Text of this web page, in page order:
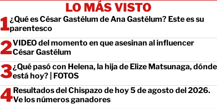
LO MÁS VISTO
¿Qué es César Gastélum de Ana Gastélum? Este es su
parentesco
VIDEO del momento en que asesinan al influencer
César Gastélum
¿Qué pasó con Helena, la hija de Elize Matsunaga, dónde
está hoy? | FOTOS
Resultados del Chispazo de hoy 5 de agosto del 2026.
Ve los números ganadores